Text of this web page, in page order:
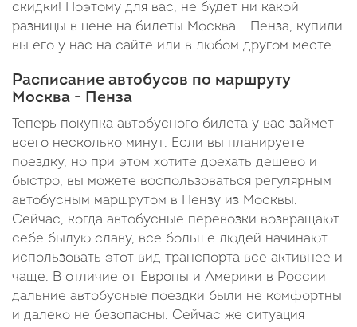
скидки! Поэтому для вас, не будет ни какой
разницы в цене на билеты Москва - Пенза, купили
вы его у нас на сайте или в любом другом месте.
Расписание автобусов по маршруту
Москва - Пенза
Теперь покупка автобусного билета у вас займет
всего несколько минут. Если вы планируете
поездку, но при этом хотите доехать дешево и
быстро, вы можете воспользоваться регулярным
автобусным маршрутом в Пензу из Москвы.
Сейчас, когда автобусные перевозки возвращают
себе былую славу, все больше людей начинают
использовать этот вид транспорта все активнее и
чаще. В отличие от Европы и Америки в России
дальние автобусные поездки были не комфортны
и далеко не безопасны. Сейчас же ситуация